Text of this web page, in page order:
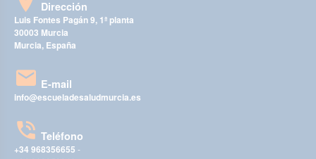
Dirección
Luis Fontes Pagán 9, 1ª planta
30003 Murcia
Murcia, España
E-mail
info@escueladesaludmurcia.es
Teléfono
+34 968356655 -